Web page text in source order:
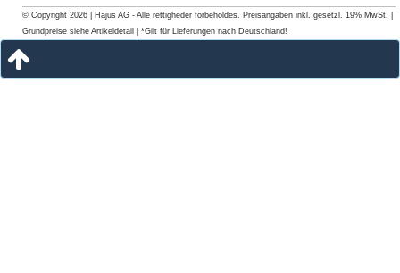
© Copyright 2026 | Hajus AG - Alle rettigheder forbeholdes. Preisangaben inkl. gesetzl. 19% MwSt. |
Grundpreise siehe Artikeldetail | *Gilt für Lieferungen nach Deutschland!